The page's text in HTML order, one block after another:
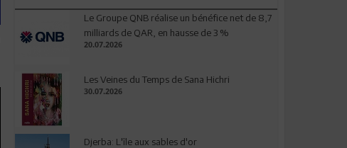
Le Groupe QNB réalise un bénéfice net de 8,7
milliards de QAR, en hausse de 3 %
20.07.2026
Les Veines du Temps de Sana Hichri
30.07.2026
Djerba: L'île aux sables d'or